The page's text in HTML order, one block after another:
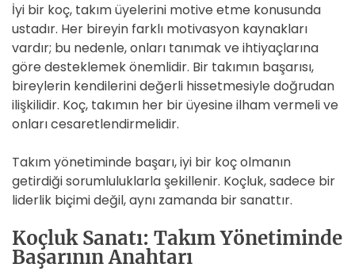
İyi bir koç, takım üyelerini motive etme konusunda
ustadır. Her bireyin farklı motivasyon kaynakları
vardır; bu nedenle, onları tanımak ve ihtiyaçlarına
göre desteklemek önemlidir. Bir takımın başarısı,
bireylerin kendilerini değerli hissetmesiyle doğrudan
ilişkilidir. Koç, takımın her bir üyesine ilham vermeli ve
onları cesaretlendirmelidir.
Takım yönetiminde başarı, iyi bir koç olmanın
getirdiği sorumluluklarla şekillenir. Koçluk, sadece bir
liderlik biçimi değil, aynı zamanda bir sanattır.
Koçluk Sanatı: Takım Yönetiminde
Başarının Anahtarı